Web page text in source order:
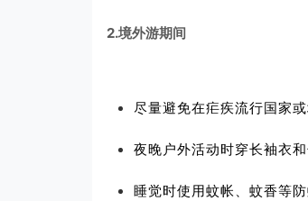
2.境外游期间
尽量避免在疟疾流行国家
夜晚户外活动时穿长袖衣
睡觉时使用蚊帐、蚊香等防